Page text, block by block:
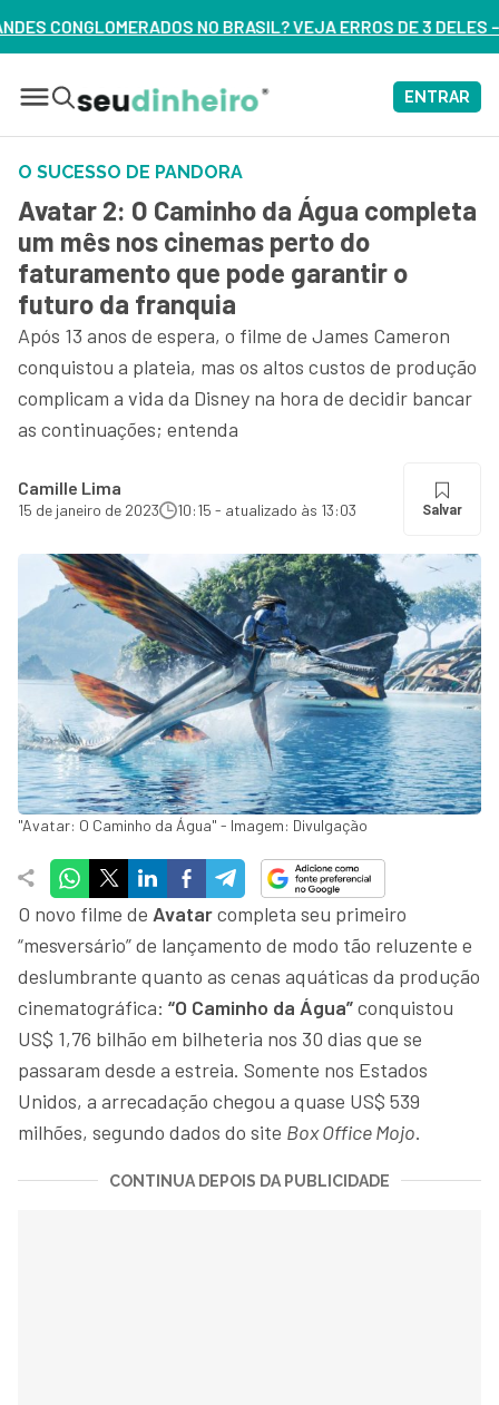
VEJA ERROS DE 3 DELES – ASSISTA AGORA
ENTRAR
O SUCESSO DE PANDORA
Avatar 2: O Caminho da Água completa
um mês nos cinemas perto do
faturamento que pode garantir o
futuro da franquia
Após 13 anos de espera, o filme de James Cameron
conquistou a plateia, mas os altos custos de produção
complicam a vida da Disney na hora de decidir bancar
as continuações; entenda
Camille Lima
15 de janeiro de 2023 10:15 - atualizado às 13:03 Salvar
"Avatar: O Caminho da Água" - Imagem: Divulgação
O novo filme de Avatarcompleta seu primeiro
“mesversário” de lançamento de modo tão reluzente e
deslumbrante quanto as cenas aquáticas da produção
cinematográfica: “O Caminho da Água”conquistou
US$ 1,76 bilhão em bilheteria nos 30 dias que se
passaram desde a estreia. Somente nos Estados
Unidos, a arrecadação chegou a quase US$ 539
milhões, segundo dados do site Box Office Mojo.
CONTINUA DEPOIS DA PUBLICIDADE